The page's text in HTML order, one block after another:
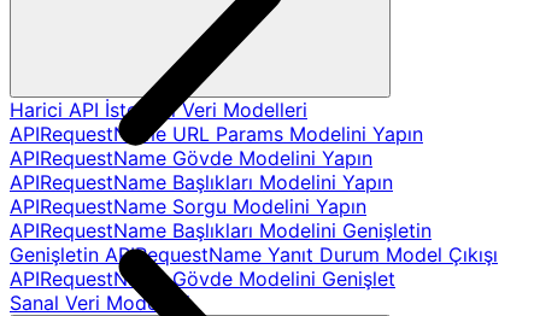
Harici API İstekleri Veri Modelleri
APIRequestName URL Params Modelini Yapın
APIRequestName Gövde Modelini Yapın
APIRequestName Başlıkları Modelini Yapın
APIRequestName Sorgu Modelini Yapın
APIRequestName Başlıkları Modelini Genişletin
Genişletin APIRequestName Yanıt Durum Model Çıkışı
APIRequestName Gövde Modelini Genişlet
Sanal Veri Modelleri